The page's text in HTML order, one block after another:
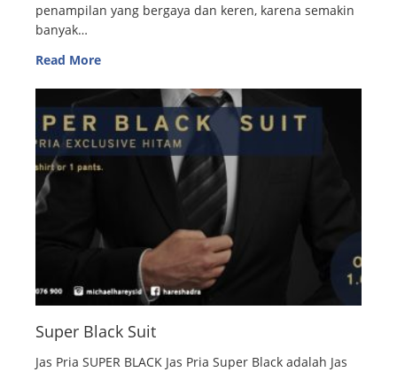
penampilan yang bergaya dan keren, karena semakin
banyak…
Read More
Super Black Suit
Jas Pria SUPER BLACK Jas Pria Super Black adalah Jas